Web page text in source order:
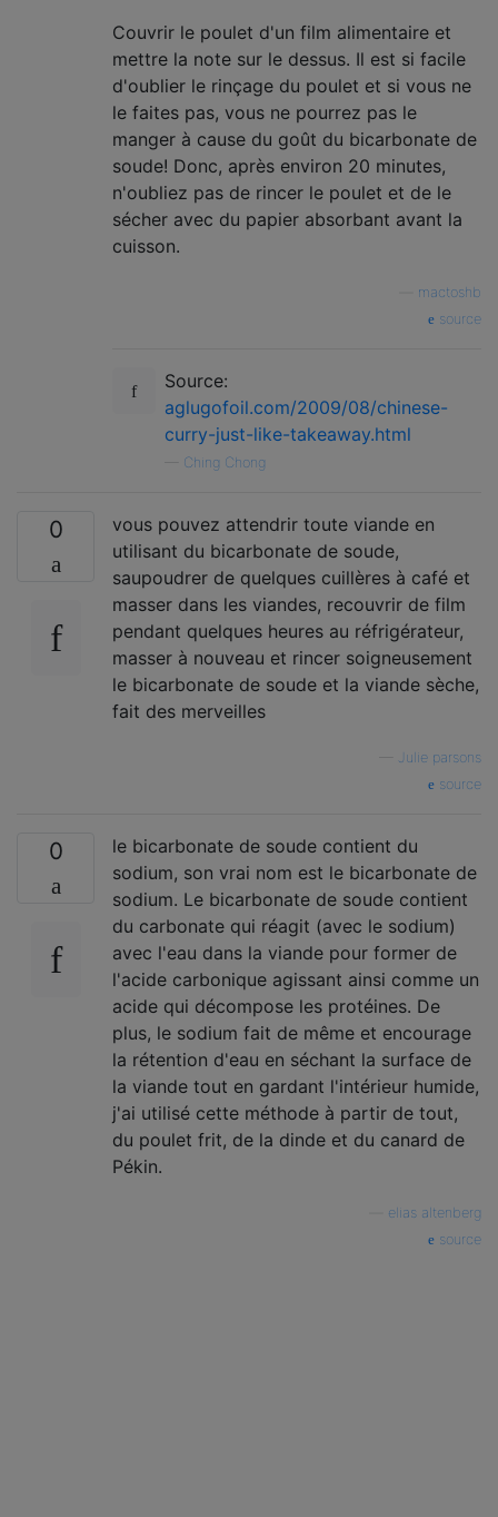
Couvrir le poulet d'un film alimentaire et
mettre la note sur le dessus. Il est si facile
d'oublier le rinçage du poulet et si vous ne
le faites pas, vous ne pourrez pas le
manger à cause du goût du bicarbonate de
soude! Donc, après environ 20 minutes,
n'oubliez pas de rincer le poulet et de le
sécher avec du papier absorbant avant la
cuisson.
mactoshb
source
Source:
aglugofoil.com/2009/08/chinese-
curry-just-like-takeaway.html
Ching Chong
0
vous pouvez attendrir toute viande en
utilisant du bicarbonate de soude,
saupoudrer de quelques cuillères à café et
masser dans les viandes, recouvrir de film
pendant quelques heures au réfrigérateur,
masser à nouveau et rincer soigneusement
le bicarbonate de soude et la viande sèche,
fait des merveilles
Julie parsons
source
0
le bicarbonate de soude contient du
sodium, son vrai nom est le bicarbonate de
sodium. Le bicarbonate de soude contient
du carbonate qui réagit (avec le sodium)
avec l'eau dans la viande pour former de
l'acide carbonique agissant ainsi comme un
acide qui décompose les protéines. De
plus, le sodium fait de même et encourage
la rétention d'eau en séchant la surface de
la viande tout en gardant l'intérieur humide,
j'ai utilisé cette méthode à partir de tout,
du poulet frit, de la dinde et du canard de
Pékin.
elias altenberg
source